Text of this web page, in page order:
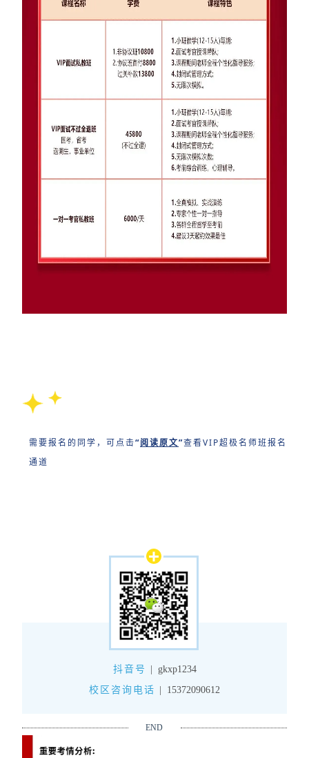
需要报名的同学，可点击“阅读原文”查看VIP超极名师班报名
通道
抖音号
gkxp1234
校区咨询电话
15372090612
END